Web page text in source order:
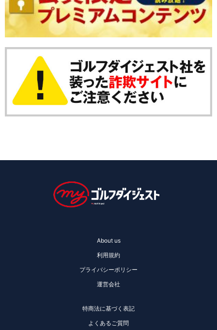
About us
利用規約
プライバシーポリシー
運営会社
特商法に基づく表記
よくあるご質問